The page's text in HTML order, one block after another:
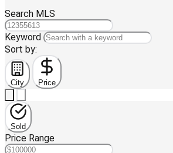
Search MLS
Keyword
Sort by:
City Price
Sold
Price Range